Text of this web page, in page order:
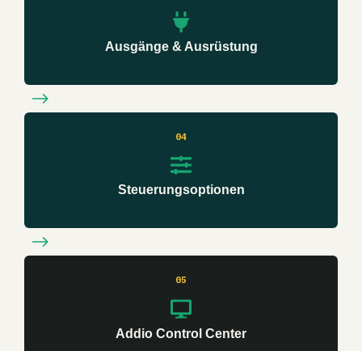
Ausgänge & Ausrüstung
04
Steuerungsoptionen
05
Addio Control Center